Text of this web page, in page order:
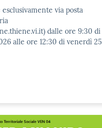
via posta
dalle ore 9:30 di
alle ore 12:30 di venerdì 25